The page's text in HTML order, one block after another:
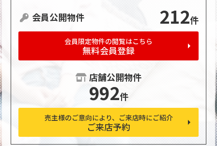
会員公開物件 212件
会員限定物件の閲覧はこちら
無料会員登録
店舗公開物件
992件
売主様のご意向により、ご来店時にご紹介
ご来店予約